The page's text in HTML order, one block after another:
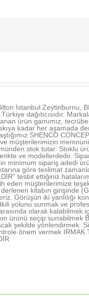
İstanbul Zeytinburnu,
dağıtıcısıdır.
ürün gamımız,
kadar her aşamada
SHENCO
müşterilerimizin
stok tutar. Stoklu
ve modellerdedir.
minimum sipariş adedi
göre teslimat
tesbit ettiğiniz
eden müşterilerimize
kitabın girişinde
Görüşün iki yanlılığı
yolunu sunmak ve
olarak kalabilmek
ürünü seçip sunabilmek
şekilde yönlendirmek.
önem vermek